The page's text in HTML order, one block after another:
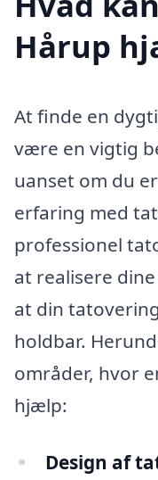
Hårup
At finde en
være en vigtig
uanset om du
erfaring med
professionel
at realisere
at din
holdbar.
områder, hvor
hjælp:
Design af